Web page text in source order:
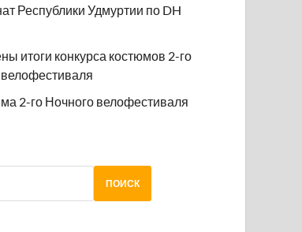
Республики Удмуртии по DH
итоги конкурса костюмов 2-го
2-го Ночного велофестиваля
ПОИСК